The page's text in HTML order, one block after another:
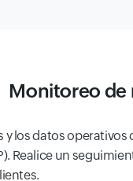
Monitoreo de
los datos operativos
Realice un